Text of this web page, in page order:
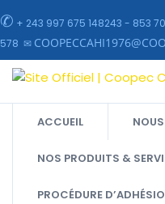
✆ + 243 997 675 148243 - 853
578 ✉
ACCUEIL
NOS PRODUITS &
PROCÉDURE